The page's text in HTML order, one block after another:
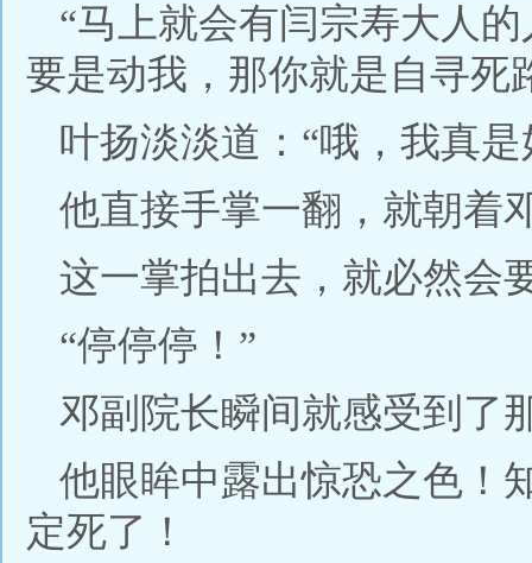
“马上就会有闫宗寿大人
要是动我，那你就是自寻死
叶扬淡淡道：“哦，我真是
他直接手掌一翻，就朝着
这一掌拍出去，就必然会
“停停停！”
邓副院长瞬间就感受到了
他眼眸中露出惊恐之色！
定死了！